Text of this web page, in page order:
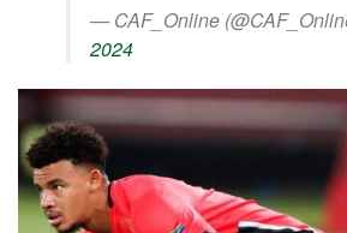
— CAF_Online
2024